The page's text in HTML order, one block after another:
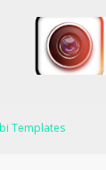
Templates